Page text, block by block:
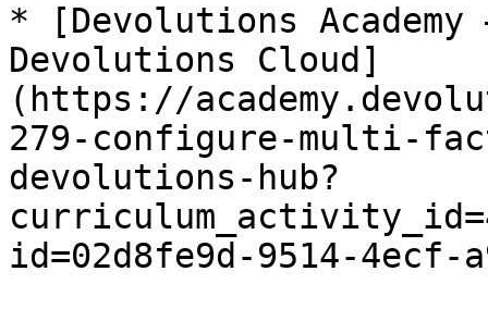
* [Devolutions Academy
Devolutions Cloud]
(https://
279-configure-multi-
devolutions-hub?
id=02d8fe9d-9514-4ecf-